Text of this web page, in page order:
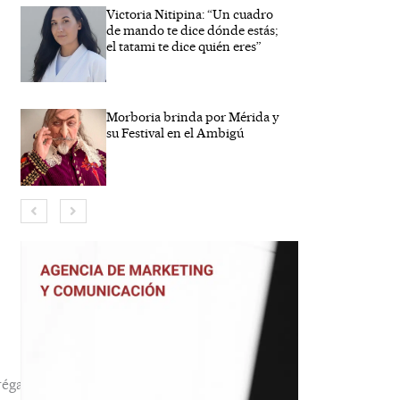
Victoria Nitipina: “Un cuadro
de mando te dice dónde estás;
el tatami te dice quién eres”
Morboria brinda por Mérida y
su Festival en el Ambigú